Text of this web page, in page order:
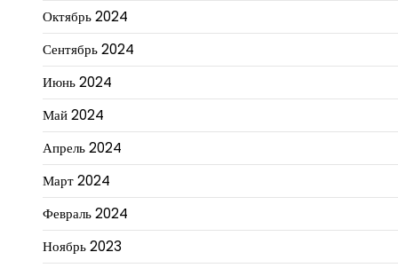
Октябрь 2024
Сентябрь 2024
Июнь 2024
Май 2024
Апрель 2024
Март 2024
Февраль 2024
Ноябрь 2023